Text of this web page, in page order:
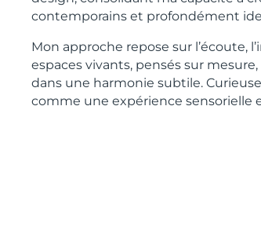
contemporains et profondément
Mon approche repose sur l’écoute,
espaces vivants, pensés sur
dans une harmonie subtile.
comme une expérience sensorielle